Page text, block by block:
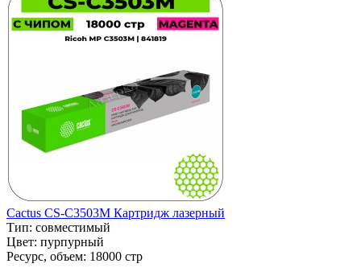
Cactus CS-C3503M Картридж лазерный
Тип: совместимый
Цвет: пурпурный
Ресурс, объем: 18000 стр